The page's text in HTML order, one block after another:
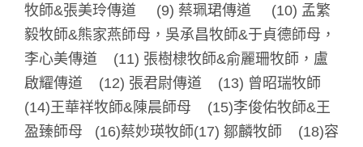
牧師&張美玲傳道 (9) 蔡珮珺傳道 (10) 孟繁
毅牧師&熊家燕師母，吳承昌牧師&于貞德師母，
李心美傳道 (11) 張樹棣牧師&俞麗珊牧師，盧
啟耀傳道 (12) 張君尉傳道 (13) 曾昭瑞牧師
(14)王華祥牧師&陳晨師母 (15)李俊佑牧師&王
盈臻師母 (16)蔡妙瑛牧師(17) 鄒麟牧師 (18)容